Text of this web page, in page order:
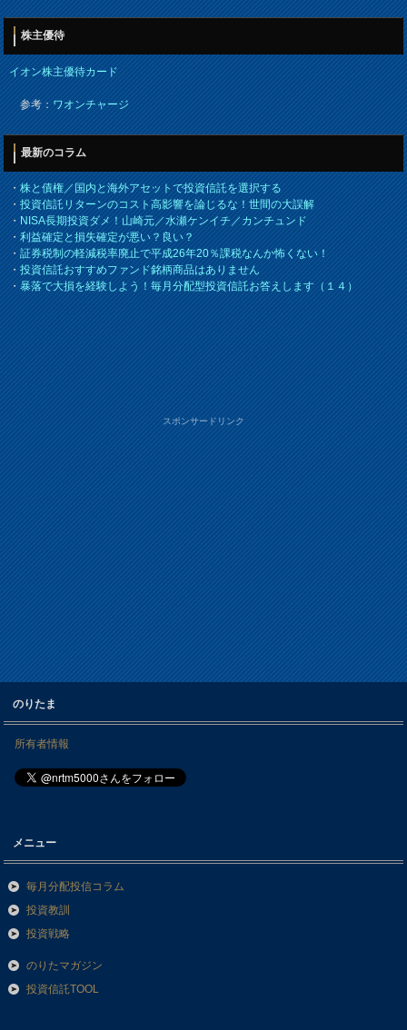
株主優待
イオン株主優待カード
参考：ワオンチャージ
最新のコラム
・株と債権／国内と海外アセットで投資信託を選択する
・投資信託リターンのコスト高影響を論じるな！世間の大誤解
・NISA長期投資ダメ！山崎元／水瀬ケンイチ／カンチュンド
・利益確定と損失確定が悪い？良い？
・証券税制の軽減税率廃止で平成26年20％課税なんか怖くない！
・投資信託おすすめファンド銘柄商品はありません
・暴落で大損を経験しよう！毎月分配型投資信託お答えします（１４）
スポンサードリンク
のりたま
所有者情報
メニュー
毎月分配投信コラム
投資教訓
投資戦略
のりたマガジン
投資信託TOOL